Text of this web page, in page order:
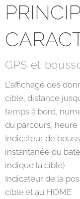
GPS et
L'affichage des
cible, distance
temps à bord,
du parcours, heure
Indicateur de
instantanée du
indique la cible)
Indicateur de la
cible et au HOME